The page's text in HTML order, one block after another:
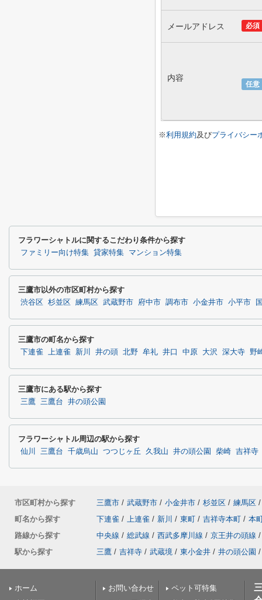
必須
メールアドレス
任意
内容
※利用規約及びプライバシー
フラワーシャトルに関するこだわり条件から探す
ファミリー向け特集 貸家特集 マンション特集
三鷹市以外の市区町村から探す
渋谷区 杉並区 練馬区 武蔵野市 府中市 調布市 小金井市 小平市
三鷹市の町名から探す
下連雀 上連雀 新川 井の頭 北野 牟礼 井口 中原 大沢 深大寺 野
三鷹市にある駅から探す
三鷹 三鷹台 井の頭公園
フラワーシャトル周辺の駅から探す
仙川 三鷹台 千歳烏山 つつじヶ丘 久我山 井の頭公園 柴崎 吉祥寺
市区町村から探す 三鷹市 / 武蔵野市 / 小金井市 / 杉並区 / 練馬区 /
町名から探す
下連雀 / 上連雀 / 新川 / 東町 / 吉祥寺本町 / 本
路線から探す
中央線 / 総武線 / 西武多摩川線 / 京王井の頭線 /
駅から探す
三鷹 / 吉祥寺 / 武蔵境 / 東小金井 / 井の頭公園 /
ホーム
お問い合わせ
ペット可特集